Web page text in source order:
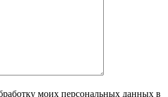
моих персональных данных в